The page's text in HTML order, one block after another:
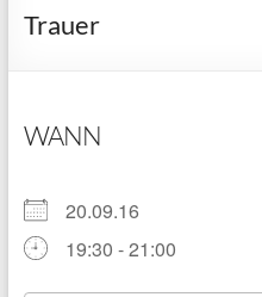
Trauer
WANN
20.09.16
19:30 - 21:00